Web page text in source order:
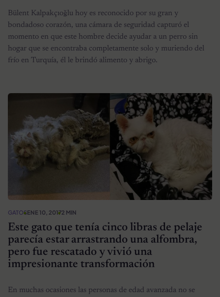
Bülent Kalpakçıoğlu hoy es reconocido por su gran y
bondadoso corazón, una cámara de seguridad capturó el
momento en que este hombre decide ayudar a un perro sin
hogar que se encontraba completamente solo y muriendo del
frío en Turquía, él le brindó alimento y abrigo.
GATOSENE 10, 20172 MIN
Este gato que tenía cinco libras de pelaje
parecía estar arrastrando una alfombra,
pero fue rescatado y vivió una
impresionante transformación
En muchas ocasiones las personas de edad avanzada no se